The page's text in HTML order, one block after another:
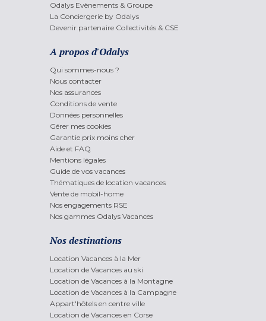
Odalys Evènements & Groupe
La Conciergerie by Odalys
Devenir partenaire Collectivités & CSE
A propos d'Odalys
Qui sommes-nous ?
Nous contacter
Nos assurances
Conditions de vente
Données personnelles
Gérer mes cookies
Garantie prix moins cher
Aide et FAQ
Mentions légales
Guide de vos vacances
Thématiques de location vacances
Vente de mobil-home
Nos engagements RSE
Nos gammes Odalys Vacances
Nos destinations
Location Vacances à la Mer
Location de Vacances au ski
Location de Vacances à la Montagne
Location de Vacances à la Campagne
Appart'hôtels en centre ville
Location de Vacances en Corse